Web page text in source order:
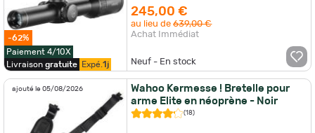
-62%
Paiement 4/10X
Livraison gratuite Expé. 1j
245,00 €
au lieu de639,00 €
Achat Immédiat
Neuf - En stock
ajouté le 05/08/2026
Wahoo Kermesse ! Bretelle pour
arme Elite en néoprène - Noir
(18)